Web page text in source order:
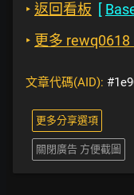
‣ 返回看板 [
‣ 更多 rewq0618
文章代碼(AID):
更多分享選項
關閉廣告 方便截圖